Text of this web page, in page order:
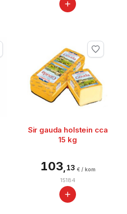
Sir gauda holstein cca
15 kg
103 13 € / kom
15184